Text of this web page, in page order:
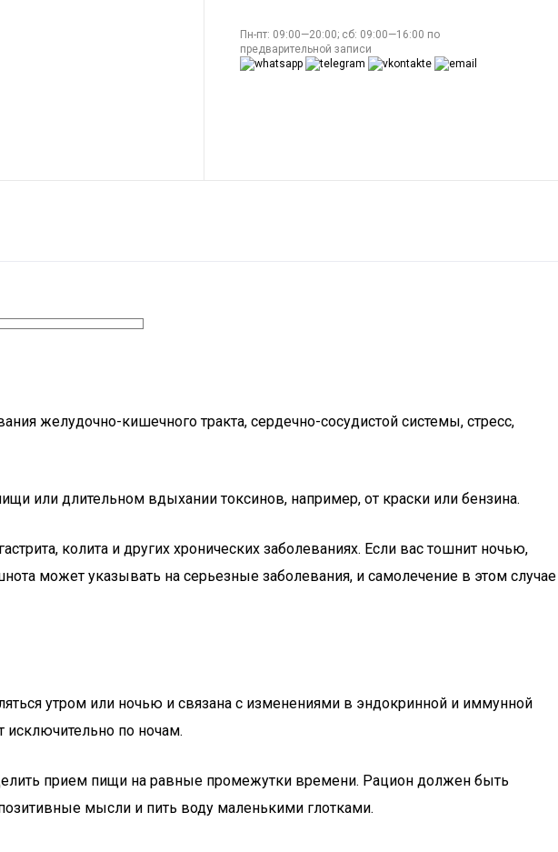
Пн-пт: 09:00—20:00; сб: 09:00—16:00 по
предварительной записи
желудочно-кишечного тракта, сердечно-сосудистой системы, стресс,
или длительном вдыхании токсинов, например, от краски или бензина.
колита и других хронических заболеваниях. Если вас тошнит ночью,
может указывать на серьезные заболевания, и самолечение в этом случае
утром или ночью и связана с изменениями в эндокринной и иммунной
исключительно по ночам.
прием пищи на равные промежутки времени. Рацион должен быть
мысли и пить воду маленькими глотками.